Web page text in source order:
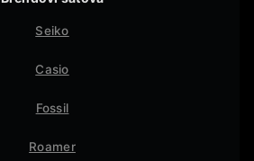
Seiko
Casio
Fossil
Roamer